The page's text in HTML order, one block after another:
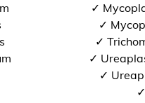
✓
✓
✓
✓
✓